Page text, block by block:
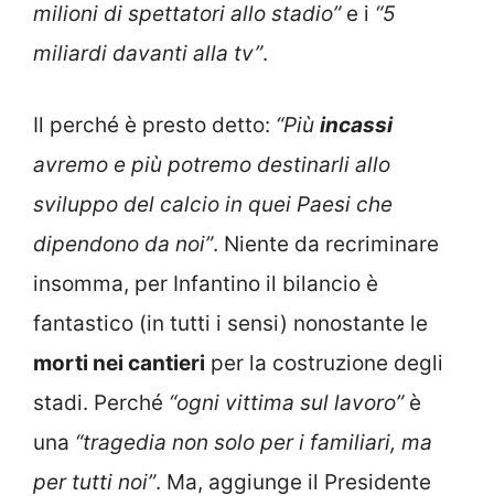
milioni di spettatori allo stadio”e i “5
miliardi davanti alla tv”.
Il perché è presto detto: “Più incassi
avremo e più potremo destinarli allo
sviluppo del calcio in quei Paesi che
dipendono da noi”. Niente da recriminare
insomma, per Infantino il bilancio è
fantastico (in tutti i sensi) nonostante le
morti nei cantieri per la costruzione degli
stadi. Perché “ogni vittima sul lavoro”è
una “tragedia non solo per i familiari, ma
per tutti noi”. Ma, aggiunge il Presidente